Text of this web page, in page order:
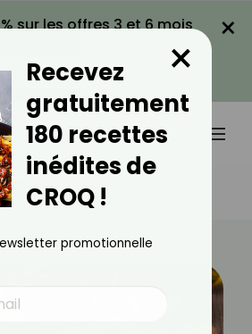
sur les offres 3 et 6 mois
VOIR LA PROMO
×
Du Jambon Serrano ?
Recevez
gratuitement
180 recettes
inédites de
CROQ !
×
promotionnelle